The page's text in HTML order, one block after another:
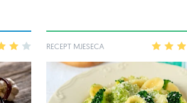
3 4 RECEPT MJESECA 2